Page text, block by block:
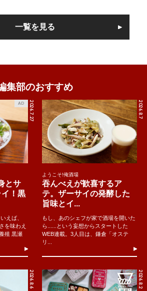
一覧を見る
集部のおすすめ
2026.7.27
AD
とサ
！黒
えば、
を味わえ
殖 黒瀬
2026.8.7
ようこそ!俺酒場
吞んべえが歓喜するア
テ。ザーサイの発酵した
旨味とイ...
もし、あのシェフが家で酒場を開いた
ら......という妄想からスタートした
WEB連載。3人目は、鎌倉「オステ
リ...
2026.8.6 2026.8.2